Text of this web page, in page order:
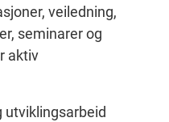
veiledning,
seminarer og
aktiv
utviklingsarbeid